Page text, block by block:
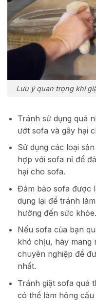
Lưu ý quan trọng khi
Tránh sử dụng quá
ướt sofa và gây hại
Sử dụng các loại
hợp với sofa nỉ để
hại cho sofa.
Đảm bảo sofa được
dụng lại để tránh
hưởng đến sức khỏe.
Nếu sofa của bạn
khó chịu, hãy mang
chuyên nghiệp để
nhất.
Tránh giặt sofa quá
có thể làm hỏng